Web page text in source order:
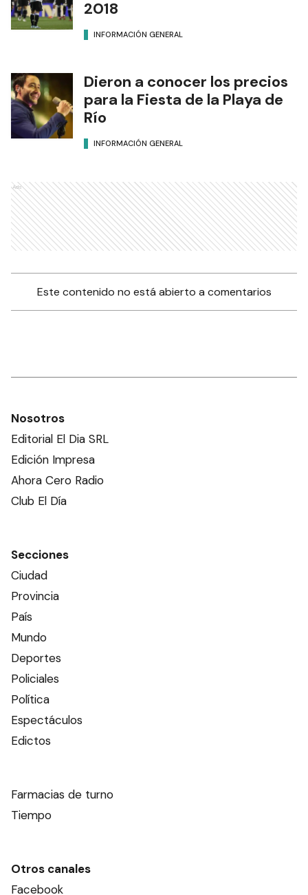
2018
INFORMACIÓN GENERAL
Dieron a conocer los precios
para la Fiesta de la Playa de
Río
INFORMACIÓN GENERAL
Ads
Este contenido no está abierto a comentarios
Nosotros
Editorial El Dia SRL
Edición Impresa
Ahora Cero Radio
Club El Día
Secciones
Ciudad
Provincia
País
Mundo
Deportes
Policiales
Política
Espectáculos
Edictos
Farmacias de turno
Tiempo
Otros canales
Facebook